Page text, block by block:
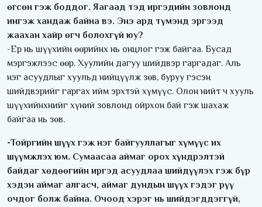
өгсөн гэж боддог. Яагаад тэд иргэдийн зовлонд
ингэж хандаж байна вэ. Энэ ард түмэнд эргээд
жаахан хайр өгч болохгүй юу?
-Ер нь шүүхийн өөрийнх нь онцлог гэж байгаа. Бусад
мэргэжлээс өөр. Хуулийн дагуу шийдвэр гаргадаг. Аль
нэг асуудлыг хуульд нийцүүлж зөв, буруу гэсэн
шийдвэрийг гаргах ийм эрхтэй хүмүүс. Олон нийт ч хууль
шүүхийнхнийг хүний зовлонд ойрхон бай гэж шахаж
байгаа нь зөв.
-Тойргийн шүүх гэж нэг байгууллагыг хүмүүс их
шүүмжлэх юм. Сумаасаа аймаг орох хүндрэлтэй
байдаг хөдөөгийн иргэд асуудлаа шийдүүлэх гэж бүр
хэдэн аймаг алгасч, аймаг дундын шүүх гэдэг рүү
очдог болж байна. Очоод хэрэг нь шийдэгддэггүй,